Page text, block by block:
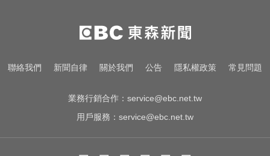
PLG／台籃震撼彈！林秉聖返台加
盟洋基工程
愛玩車／越野神獸將歸來 三菱
聯絡我們 新聞自律 關於我們 公告 隱私權政策 常見問題
業務行銷合作： service@ebc.net.tw
用戶服務： service@ebc.net.tw